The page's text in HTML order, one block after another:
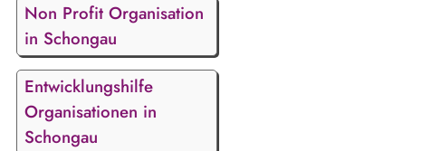
Non Profit Organisation
in Schongau
Entwicklungshilfe
Organisationen in
Schongau